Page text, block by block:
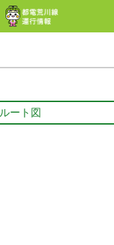
ルート図